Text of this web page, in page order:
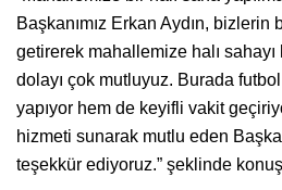
Başkanımız Erkan Aydın,
getirerek mahallemize halı sahayı
dolayı çok mutluyuz. Burada
yapıyor hem de keyifli vakit
hizmeti sunarak mutlu eden
teşekkür ediyoruz.” şeklinde